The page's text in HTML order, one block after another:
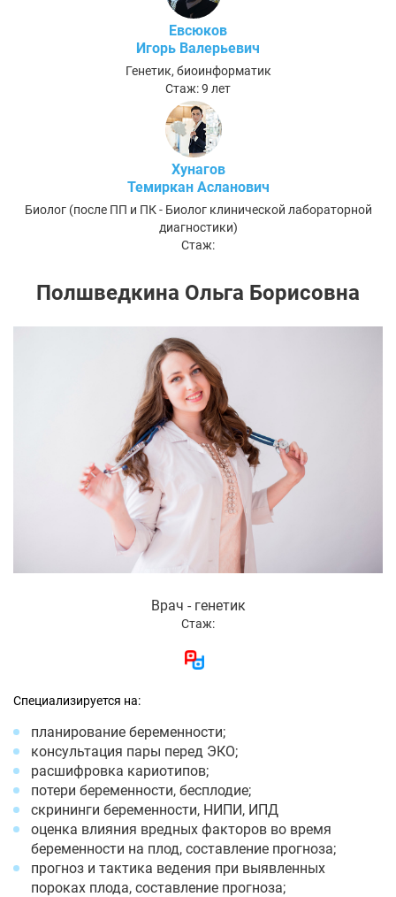
Евсюков
Игорь Валерьевич
Генетик, биоинформатик
Стаж: 9 лет
Хунагов
Темиркан Асланович
Биолог (после ПП и ПК - Биолог клинической лабораторной
диагностики)
Стаж:
Полшведкина Ольга Борисовна
Врач - генетик
Стаж:
Специализируется на:
планирование беременности;
консультация пары перед ЭКО;
расшифровка кариотипов;
потери беременности, бесплодие;
скрининги беременности, НИПИ, ИПД
оценка влияния вредных факторов во время
беременности на плод, составление прогноза;
прогноз и тактика ведения при выявленных
пороках плода, составление прогноза;